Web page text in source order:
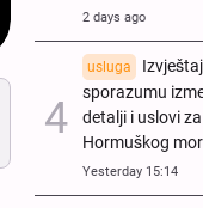
2 days ago
usluga
sporazumu
detalji i uslovi
Hormuškog
Yesterday 15:14